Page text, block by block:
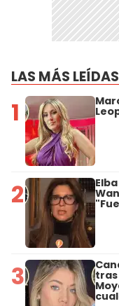
LAS MÁS LEÍDAS
1
2
3 tras